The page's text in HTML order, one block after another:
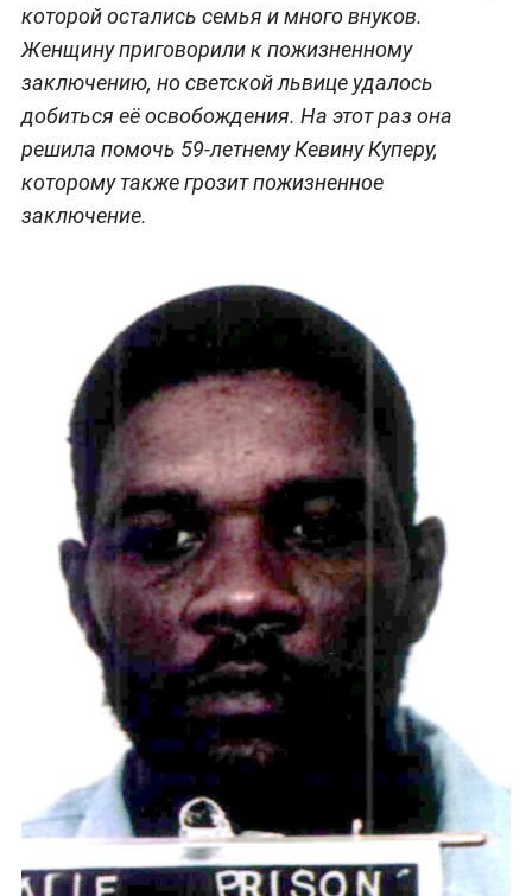
которой остались семья и много внуков.
Женщину приговорили к пожизненному
заключению, но светской львице удалось
добиться её освобождения. На этот раз она
решила помочь 59-летнему Кевину Куперу,
которому также грозит пожизненное
заключение.